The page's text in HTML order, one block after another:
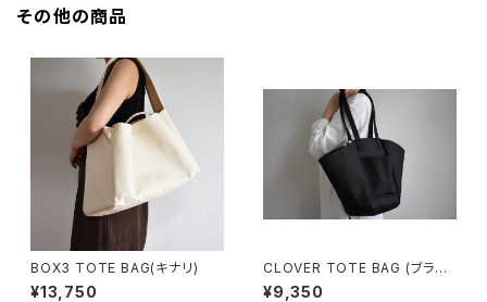
その他の商品
BOX3 TOTE BAG(キナリ)
¥13,750
CLOVER TOTE BAG (ブラッ
ク)
¥9,350